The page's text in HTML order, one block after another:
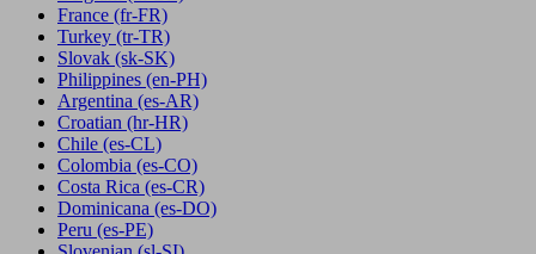
France (fr-FR)
Turkey (tr-TR)
Slovak (sk-SK)
Philippines (en-PH)
Argentina (es-AR)
Croatian (hr-HR)
Chile (es-CL)
Colombia (es-CO)
Costa Rica (es-CR)
Dominicana (es-DO)
Peru (es-PE)